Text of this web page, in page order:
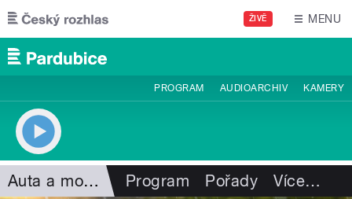
Přejít k hlavnímu obsahu
ŽIVĚ MENU
PROGRAM AUDIOARCHIV KAMERY
Auta a motorismus Program Pořady Více…